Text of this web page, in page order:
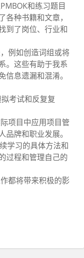
和练习题目
各种书籍和文章，
到了岗位、行业和
例如创造词组或将
。这些有助于我系
息遗漏和混淆。
考试和反复复
项目中应用项目管
牌和职业发展。
学习的具体方法和
过程和管理自己的
都将带来积极的影